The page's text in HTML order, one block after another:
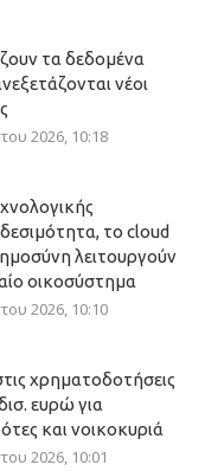
τα δεδομένα
νέοι
2026, 10:18
το cloud
λειτουργούν
οικοσύστημα
2026, 10:10
χρηματοδοτήσεις
ευρώ για
και νοικοκυριά
2026, 10:01